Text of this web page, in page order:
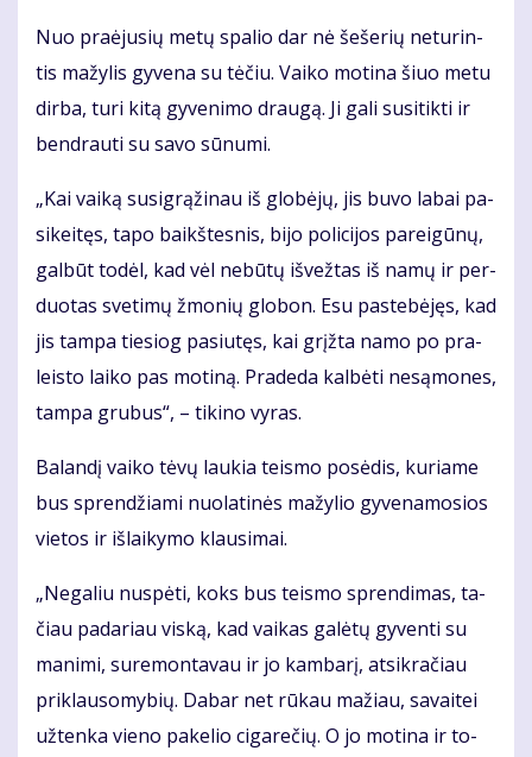
Nuo pra­ėju­sių me­tų spa­lio dar nė še­še­rių ne­tu­rin­
tis ma­žy­lis gy­ve­na su tė­čiu. Vai­ko mo­ti­na šiuo me­tu
dir­ba, tu­ri ki­tą gy­ve­ni­mo drau­gą. Ji ga­li su­si­tik­ti ir
ben­drau­ti su sa­vo sū­nu­mi.
„Kai vai­ką su­sig­rą­ži­nau iš glo­bė­jų, jis bu­vo la­bai pa­
si­kei­tęs, ta­po baikš­tes­nis, bi­jo po­li­ci­jos pa­rei­gū­nų,
gal­būt to­dėl, kad vėl ne­bū­tų iš­vež­tas iš na­mų ir per­
duo­tas sve­ti­mų žmo­nių glo­bon. Esu pa­ste­bė­jęs, kad
jis tam­pa tie­siog pa­siu­tęs, kai grįž­ta na­mo po pra­
leis­to lai­ko pas mo­ti­ną. Pra­de­da kal­bė­ti ne­są­mo­nes,
tam­pa gru­bus“, – ti­ki­no vy­ras.
Ba­lan­dį vai­ko tė­vų lau­kia teis­mo po­sė­dis, ku­ria­me
bus spren­džia­mi nuo­la­ti­nės ma­žy­lio gy­ve­na­mo­sios
vie­tos ir iš­lai­ky­mo klau­si­mai.
„Ne­ga­liu nu­spė­ti, koks bus teis­mo spren­di­mas, ta­
čiau pa­da­riau vis­ką, kad vai­kas ga­lė­tų gy­ven­ti su
ma­ni­mi, su­re­mon­ta­vau ir jo kam­ba­rį, at­si­kra­čiau
pri­klau­so­my­bių. Da­bar net rū­kau ma­žiau, sa­vai­tei
už­ten­ka vie­no pa­ke­lio ci­ga­re­čių. O jo mo­ti­na ir to­